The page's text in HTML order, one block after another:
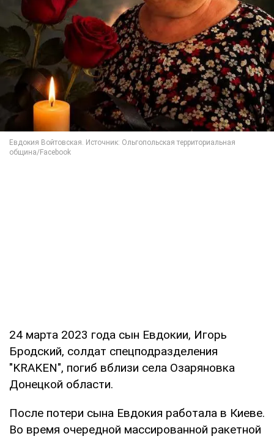
24 марта 2023 года сын Евдокии, Игорь
Бродский, солдат спецподразделения
"KRAKEN", погиб вблизи села Озаряновка
Донецкой области.
После потери сына Евдокия работала в Киеве.
Во время очередной массированной ракетной